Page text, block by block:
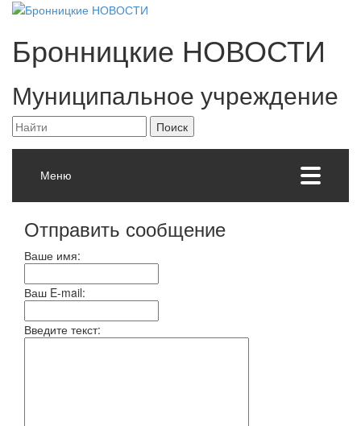
Бронницкие НОВОСТИ
Муниципальное учреждение
Меню
Отправить сообщение
Ваше имя:
Ваш E-mail:
Введите текст: